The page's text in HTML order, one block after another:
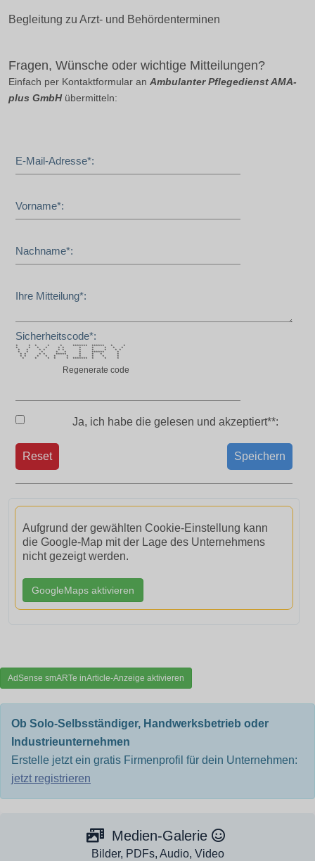
Begleitung zu Arzt- und Behördenterminen
Fragen, Wünsche oder wichtige Mitteilungen?
Einfach per Kontaktformular an Ambulanter Pflegedienst AMA-
plus GmbHübermitteln:
E-Mail-Adresse*:
Vorname*:
Nachname*:
Ihre Mitteilung*:
Sicherheitscode*:
* * * * * ******* ****** * *
* * * * * * * * * * *
* * * * * * * * * * *
* * * * * * ****** *
* * * * ***** * * * *
* * * * * * * * * *
* * * * * ******* * * *
Regenerate code
Ja, ich habe die gelesen und akzeptiert**:
Speichern
Reset
Aufgrund der gewählten Cookie-Einstellung kann
die Google-Map mit der Lage des Unternehmens
nicht gezeigt werden.
GoogleMaps aktivieren
AdSense smARTe inArticle-Anzeige aktivieren
Ob Solo-Selbsständiger, Handwerksbetrieb oder
Industrieunternehmen
Erstelle jetzt ein gratis Firmenprofil für dein Unternehmen:
jetzt registrieren
Medien-Galerie
Bilder, PDFs, Audio, Video